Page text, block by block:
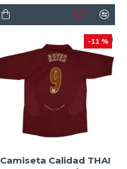
-11 %
Camiseta Calidad THAI